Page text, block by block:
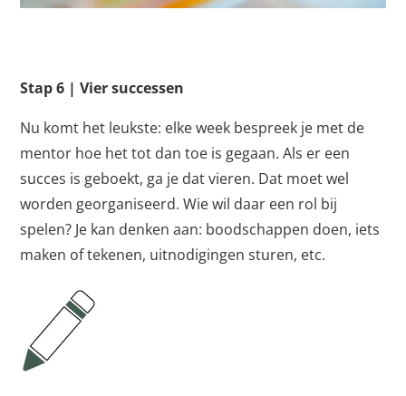
Stap 6 | Vier successen
Nu komt het leukste: elke week bespreek je met de
mentor hoe het tot dan toe is gegaan. Als er een
succes is geboekt, ga je dat vieren. Dat moet wel
worden georganiseerd. Wie wil daar een rol bij
spelen? Je kan denken aan: boodschappen doen, iets
maken of tekenen, uitnodigingen sturen, etc.